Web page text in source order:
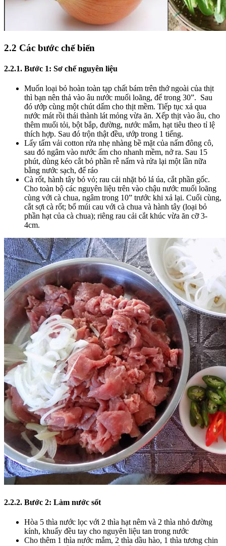
2.2 Các bước chế biến
2.2.1. Bước 1: Sơ chế nguyên liệu
Muốn loại bỏ hoàn toàn tạp chất bám trên thớ ngoài của thịt
thì bạn nên thả vào âu nước muối loãng, để trong 30”. Sau
đó ướp cùng một chút dấm cho thịt mềm. Tiếp tục xả qua
nước mát rồi thái thành lát mỏng vừa ăn. Xếp thịt vào âu, cho
thêm muối tỏi, bột bắp, đường, nước mắm, hạt tiêu theo tỉ lệ
thích hợp. Sau đó trộn thật đều, ướp trong 1 tiếng.
Lấy tấm vải cotton rửa nhẹ nhàng bề mặt của nấm đông cô,
sau đó ngâm vào nước ấm cho nhanh mềm, nở ra. Sau 15
phút, dùng kéo cắt bỏ phần rễ nấm và rửa lại một lần nữa
bằng nước sạch, để ráo
Cà rốt, hành tây bỏ vỏ; rau cải nhặt bỏ lá úa, cắt phần gốc.
Cho toàn bộ các nguyên liệu trên vào chậu nước muối loãng
cùng với cà chua, ngâm trong 10” trước khi xả lại. Cuối cùng,
cắt sợi cà rốt; bổ múi cau với cà chua và hành tây (loại bỏ
phần hạt của cà chua); riêng rau cải cắt khúc vừa ăn cỡ 3-
4cm.
2.2.2. Bước 2: Làm nước sốt
Hòa 5 thìa nước lọc với 2 thìa hạt nêm và 2 thìa nhỏ đường
kính, khuấy đều tay cho nguyên liệu tan trong nước
Cho thêm 1 thìa nước mắm, 2 thìa dầu hào, 1 thìa tương chin